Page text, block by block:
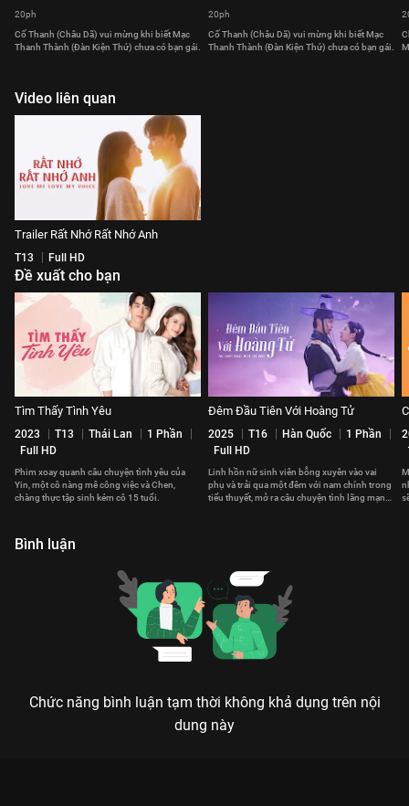
20ph
Cố Thanh (Châu Dã) vui mừng khi biết Mạc
Thanh Thành (Đàn Kiện Thứ) chưa có bạn gái.
20ph
Cố Thanh (Châu Dã) vui mừng khi biết Mạc
Thanh Thành (Đàn Kiện Thứ) chưa có bạn gái.
Video liên quan
Trailer Rất Nhớ Rất Nhớ Anh
T13 Full HD
Đề xuất cho bạn
Tìm Thấy Tình Yêu
2023 T13 Thái Lan
1 Phần
Full HD
Phim xoay quanh câu chuyện tình yêu của
Yin, một cô nàng mê công việc và Chen,
chàng thực tập sinh kém cô 15 tuổi.
Đêm Đầu Tiên Với Hoàng Tử
2025 T16 Hàn Quốc
1 Phần
Full HD
Linh hồn nữ sinh viên bỗng xuyên vào vai
phụ và trải qua một đêm với nam chính trong
tiểu thuyết, mở ra câu chuyện tình lãng mạn
Bình luận
Chức năng bình luận tạm thời không khả dụng trên nội
dung này